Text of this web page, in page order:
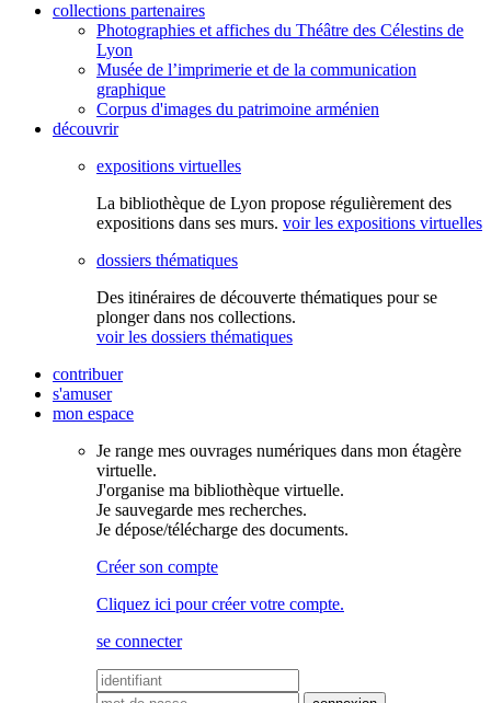
collections partenaires
Photographies et affiches du Théâtre des Célestins de
Lyon
Musée de l’imprimerie et de la communication
graphique
Corpus d'images du patrimoine arménien
découvrir
expositions virtuelles
La bibliothèque de Lyon propose régulièrement des
expositions dans ses murs. voir les expositions virtuelles
dossiers thématiques
Des itinéraires de découverte thématiques pour se
plonger dans nos collections.
voir les dossiers thématiques
contribuer
s'amuser
mon espace
Je range mes ouvrages numériques dans mon étagère
virtuelle.
J'organise ma bibliothèque virtuelle.
Je sauvegarde mes recherches.
Je dépose/télécharge des documents.
Créer son compte
Cliquez ici pour créer votre compte.
se connecter